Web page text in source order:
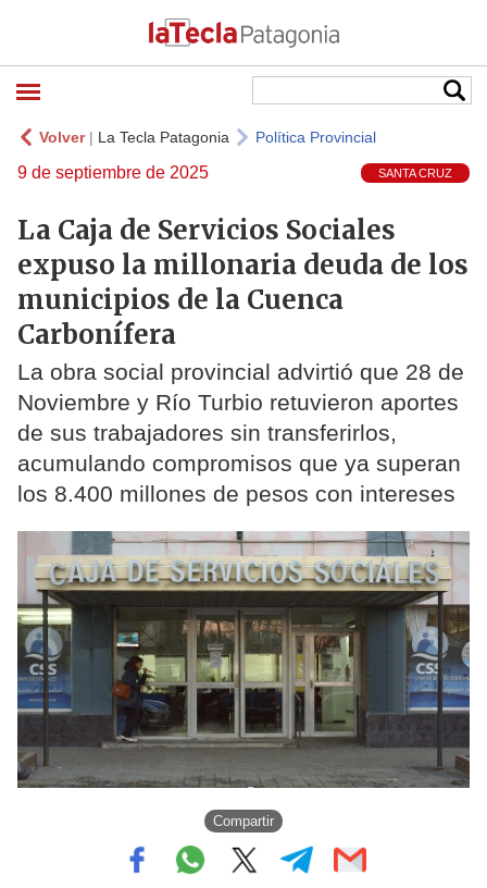
Volver| La Tecla Patagonia Política Provincial
9 de septiembre de 2025 SANTA CRUZ
La Caja de Servicios Sociales
expuso la millonaria deuda de los
municipios de la Cuenca
Carbonífera
La obra social provincial advirtió que 28 de
Noviembre y Río Turbio retuvieron aportes
de sus trabajadores sin transferirlos,
acumulando compromisos que ya superan
los 8.400 millones de pesos con intereses
Compartir